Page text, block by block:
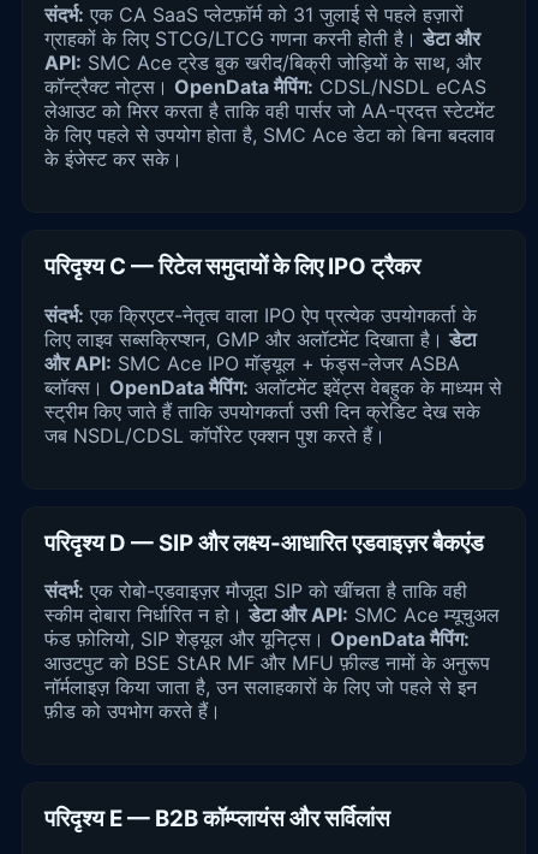
संदर्भ: एक CA SaaS प्लेटफ़ॉर्म को 31 जुलाई से पहले हज़ारों
ग्राहकों के लिए STCG/LTCG गणना करनी होती है।डेटा और
API: SMC Ace ट्रेड बुक खरीद/बिक्री जोड़ियों के साथ, और
कॉन्ट्रैक्ट नोट्स। OpenData मैपिंग: CDSL/NSDL eCAS
लेआउट को मिरर करता है ताकि वही पार्सर जो AA-प्रदत्त स्टेटमेंट
के लिए पहले से उपयोग होता है, SMC Ace डेटा को बिना बदलाव
के इंजेस्ट कर सके।
परिदृश्य C — रिटेल समुदायों के लिए IPO ट्रैकर
संदर्भ: एक क्रिएटर-नेतृत्व वाला IPO ऐप प्रत्येक उपयोगकर्ता के
लिए लाइव सब्सक्रिप्शन, GMP और अलॉटमेंट दिखाता है।डेटा
और API: SMC Ace IPO मॉड्यूल + फंड्स-लेजर ASBA
ब्लॉक्स। OpenData मैपिंग: अलॉटमेंट इवेंट्स वेबहुक के माध्यम से
स्ट्रीम किए जाते हैं ताकि उपयोगकर्ता उसी दिन क्रेडिट देख सके
जब NSDL/CDSL कॉर्पोरेट एक्शन पुश करते हैं।
परिदृश्य D — SIP और लक्ष्य-आधारित एडवाइज़र बैकएंड
संदर्भ: एक रोबो-एडवाइज़र मौजूदा SIP को खींचता है ताकि वही
स्कीम दोबारा निर्धारित न हो।डेटा और API: SMC Ace म्यूचुअल
फंड फ़ोलियो, SIP शेड्यूल और यूनिट्स। OpenData मैपिंग:
आउटपुट को BSE StAR MF और MFU फ़ील्ड नामों के अनुरूप
नॉर्मलाइज़ किया जाता है, उन सलाहकारों के लिए जो पहले से इन
फ़ीड को उपभोग करते हैं।
परिदृश्य E — B2B कॉम्प्लायंस और सर्विलांस